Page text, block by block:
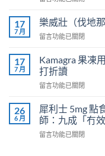
鋼
導
不
孕
嗎？
實
證
告
常
人
吃
利
士
怎
3
位
網
17
7 月
樂威壯（伐地
在
威
壯
（伐
地
非）
效
果、
服
留言功能已關閉
17
7 月
Kamagra 果凍
打折讀
在
果
凍
用
法
留言功能已關閉
26
6 月
犀利士 5mg
師：九成「冇
在
留言功能已關閉